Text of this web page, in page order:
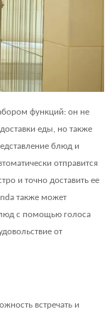
функций: он не
еды, но также
блюд и
отправится
и точно доставить ее
также может
с помощью голоса
от
встречать и